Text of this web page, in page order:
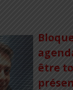
être